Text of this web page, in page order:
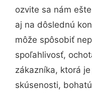
ozvite sa nám
aj na dôslednú
môže spôsobiť
spoľahlivosť,
zákazníka, ktorá
skúsenosti,